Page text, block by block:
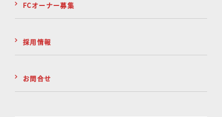
FCオーナー募集
採用情報
お問合せ